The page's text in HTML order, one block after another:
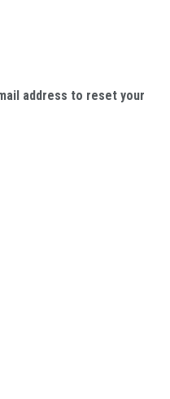
address to reset your